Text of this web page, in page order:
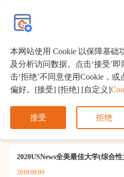
留学
2021USNews美国综合性大学排名
2020.09.14
2020USNews全美最佳大学(综合
2019.09.09
本网站使用 Cookie 以保障基础
及分析访问数据。点击‘接受’
击‘拒绝’不同意使用Cookie，或
偏好。[接受] [拒绝] [自定义]
接受 拒绝